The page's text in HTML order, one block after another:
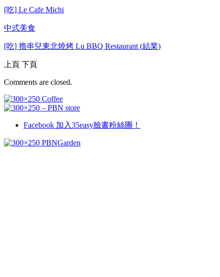
[吃] Le Cafe Michi
中式美食
[吃] 擼串兒東北燒烤 Lu BBQ Restaurant (結業)
上頁 下頁
Comments are closed.
Facebook 加入35easy臉書粉絲團！